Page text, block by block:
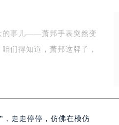
的事儿——萧邦手表突然变
们得知道，萧邦这牌子，
走走停停，仿佛在模仿